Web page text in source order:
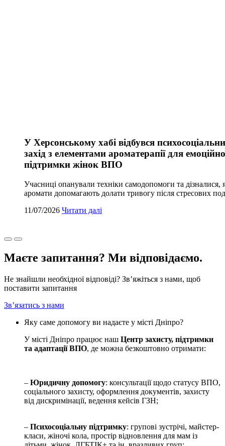
У Херсонському хабі відбувся
захід з елементами ароматерапії для
підтримки жінок ВПО
Учасниці опанували техніки самодопомоги та дізналися,
аромати допомагають долати тривогу після стресових
11/07/2026 Читати далі
Маєте запитання? Ми відповідаємо.
Не знайшли необхідної відповіді? Зв’яжіться з нами, щоб
поставити запитання
Зв’язатись з нами
Яку саме допомогу ви надаєте у місті Дніпро?
У місті Дніпро працює наш Центр захисту, підтримки
та адаптації ВПО, де можна безкоштовно отримати:
– Юридичну допомогу: консультації щодо статусу ВПО,
соціального захисту, оформлення документів, захисту
від дискримінації, ведення кейсів ГЗН;
– Психосоціальну підтримку: групові зустрічі, майстер-
класи, жіночі кола, простір відновлення для мам із